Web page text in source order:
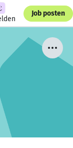
Job posten